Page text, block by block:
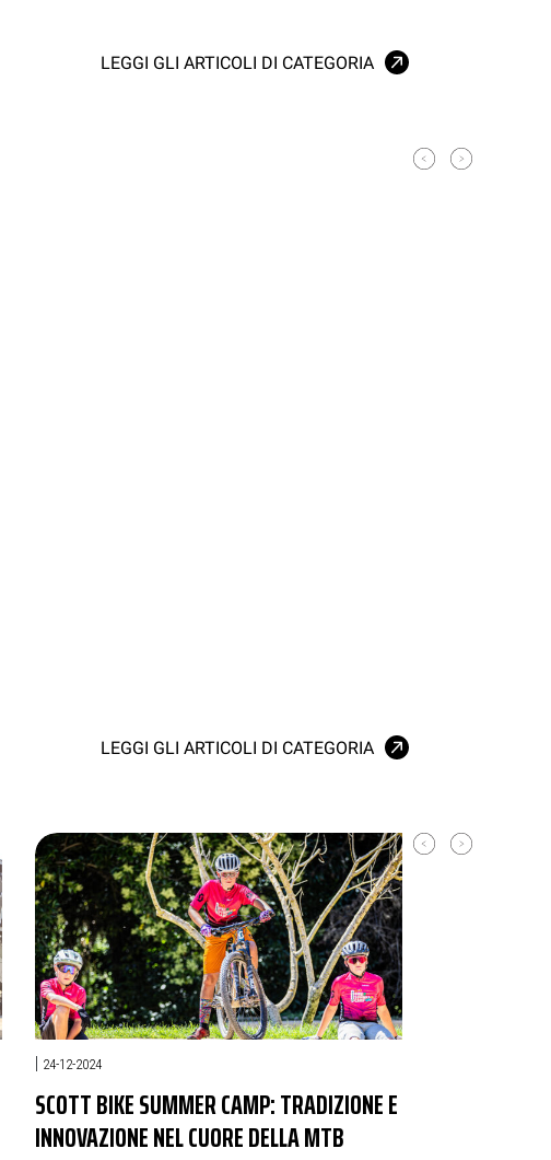
LEGGI GLI ARTICOLI DI CATEGORIA
LEGGI GLI ARTICOLI DI CATEGORIA
| 24-12-2024
SCOTT BIKE SUMMER CAMP: TRADIZIONE E
INNOVAZIONE NEL CUORE DELLA MTB